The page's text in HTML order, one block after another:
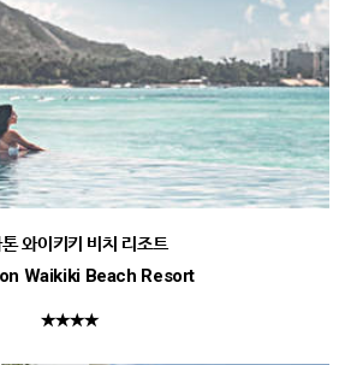
와이키키 비치 리조트
Waikiki Beach Resort
★★★★